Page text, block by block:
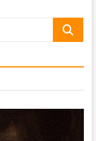
keresés